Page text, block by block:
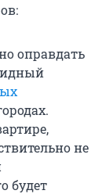
оправдать
не
будет